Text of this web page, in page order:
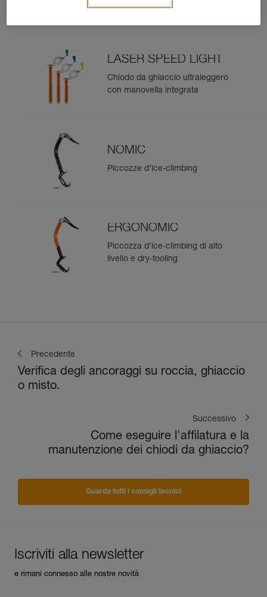
performante
LASER SPEED LIGHT
Chiodo da ghiaccio ultraleggero
con manovella integrata
NOMIC
Piccozze d’ice-climbing
ERGONOMIC
Piccozza d’ice-climbing di alto
livello e dry-tooling
Precedente
Verifica degli ancoraggi su roccia, ghiaccio
o misto.
Successivo
Come eseguire l'affilatura e la
manutenzione dei chiodi da ghiaccio?
Guarda tutti i consigli tecnici
Iscriviti alla newsletter
e rimani connesso alle nostre novità